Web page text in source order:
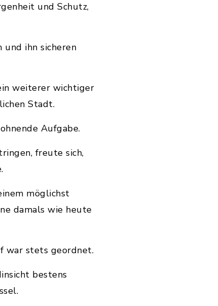
und Schutz,
und ihn sicheren
weiterer wichtiger
Stadt.
Aufgabe.
freute sich,
möglichst
damals wie heute
war stets geordnet.
bestens